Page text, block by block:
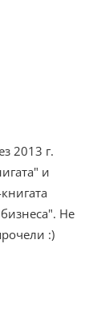
2013 г.
и
Не
:)